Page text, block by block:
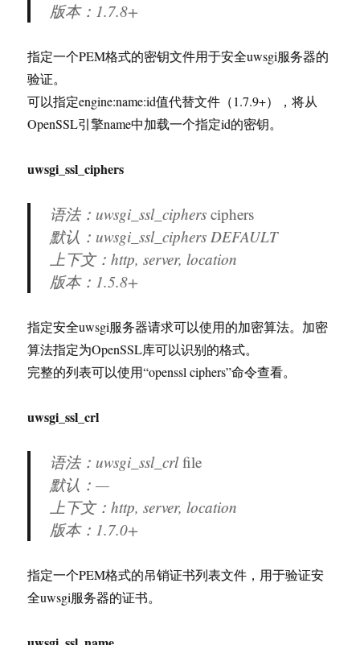
版本： 1.7.8+
指定一个PEM格式的密钥文件用于安全uwsgi服务器的
验证。
可以指定engine:name:id值代替文件（1.7.9+），将从
OpenSSL引擎name中加载一个指定id的密钥。
uwsgi_ssl_ciphers
语法：uwsgi_ssl_ciphersciphers
默认：uwsgi_ssl_ciphers DEFAULT
上下文：http, server, location
版本： 1.5.8+
指定安全uwsgi服务器请求可以使用的加密算法。加密
算法指定为OpenSSL库可以识别的格式。
完整的列表可以使用“openssl ciphers”命令查看。
uwsgi_ssl_crl
语法：uwsgi_ssl_crlfile
默认：—
上下文：http, server, location
版本： 1.7.0+
指定一个PEM格式的吊销证书列表文件，用于验证安
全uwsgi服务器的证书。